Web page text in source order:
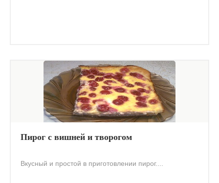
Пирог с вишней и творогом
Вкусный и простой в приготовлении пирог....